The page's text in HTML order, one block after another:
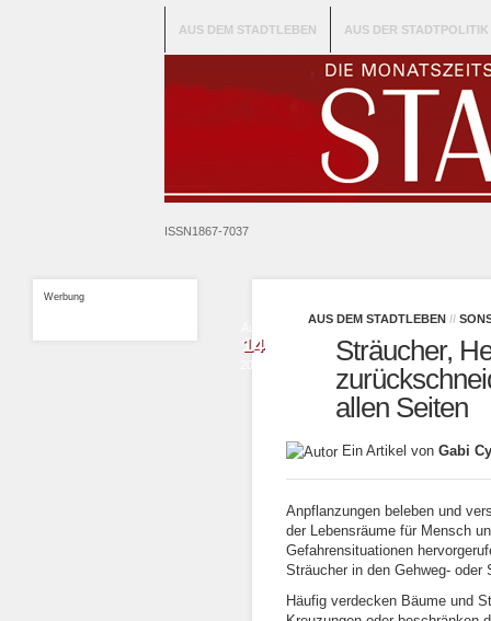
ISSN1867-7037
AUS DEM STADTLEBEN AUS DER STADTPOLITIK
14
AUS DEM STADTLEBEN //
Sträucher,
allen Seiten
Ein Artikel von Gabi
Anpflanzungen beleben und
der Lebensräume für Mensch
Gefahrensituationen
Sträucher in den Gehweg- oder
Häufig verdecken Bäume und
Werbung